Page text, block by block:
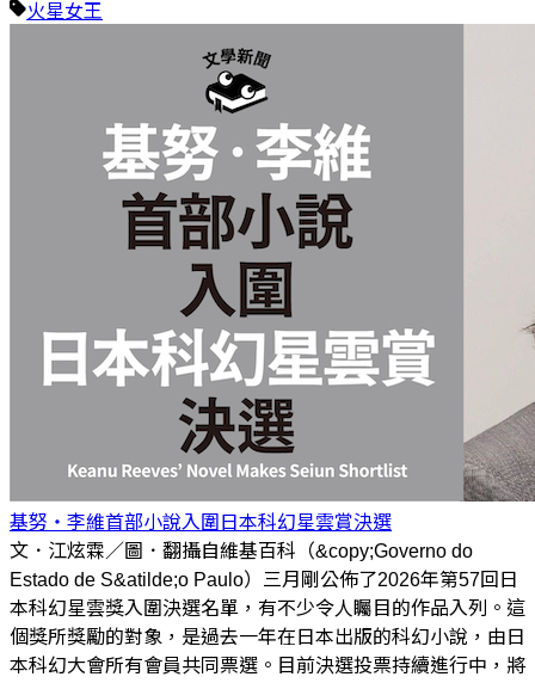
火星女王
基努‧李維首部小說入圍日本科幻星雲賞決選
文．江炫霖／圖．翻攝自維基百科（&copy;Governo do
Estado de S&atilde;o Paulo）三月剛公佈了2026年第57回日
本科幻星雲獎入圍決選名單，有不少令人矚目的作品入列。這
個獎所獎勵的對象，是過去一年在日本出版的科幻小說，由日
本科幻大會所有會員共同票選。目前決選投票持續進行中，將